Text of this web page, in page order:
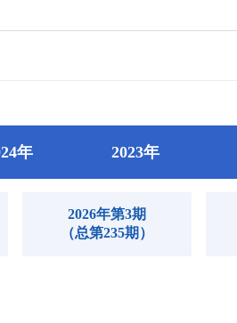
年 2023年
2026年第3期
（总第235期）